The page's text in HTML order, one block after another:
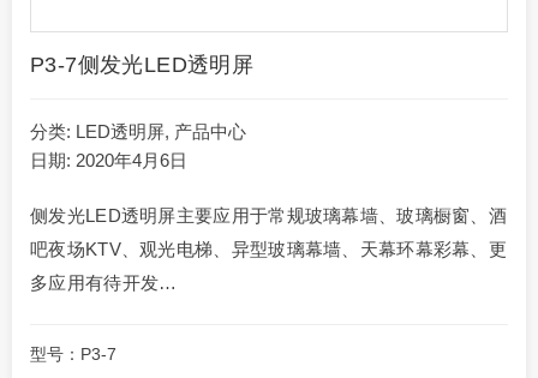
P3-7侧发光LED透明屏
分类: LED透明屏, 产品中心
日期: 2020年4月6日
侧发光LED透明屏主要应用于常规玻璃幕墙、玻璃橱窗、酒
吧夜场KTV、观光电梯、异型玻璃幕墙、天幕环幕彩幕、更
多应用有待开发…
型号：P3-7